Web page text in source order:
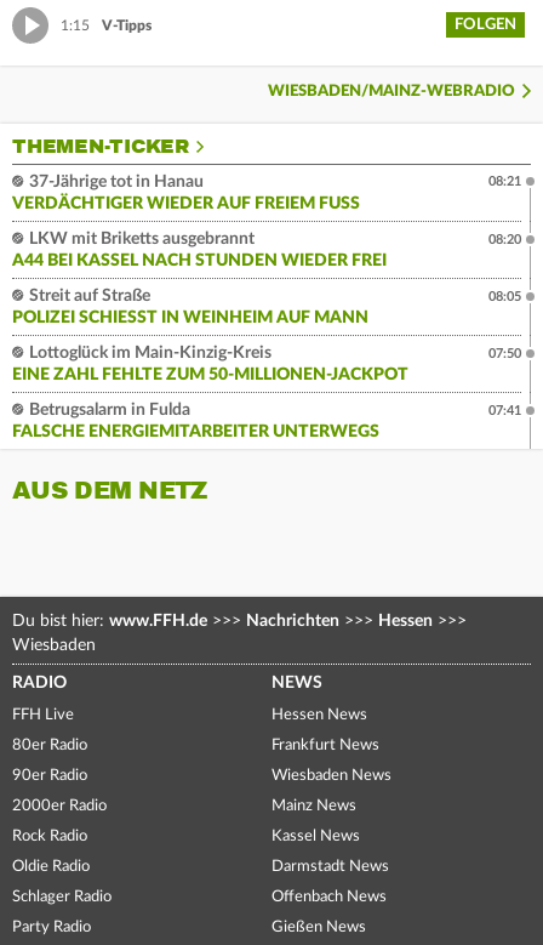
1:15 V-Tipps FOLGEN
WIESBADEN/MAINZ-WEBRADIO
THEMEN-TICKER
37-Jährige tot in Hanau
VERDÄCHTIGER WIEDER AUF FREIEM FUSS
08:21
LKW mit Briketts ausgebrannt
A44 BEI KASSEL NACH STUNDEN WIEDER FREI
08:20
Streit auf Straße
POLIZEI SCHIESST IN WEINHEIM AUF MANN
08:05
Lottoglück im Main-Kinzig-Kreis
EINE ZAHL FEHLTE ZUM 50-MILLIONEN-JACKPOT
07:50
Betrugsalarm in Fulda
FALSCHE ENERGIEMITARBEITER UNTERWEGS
07:41
AUS DEM NETZ
Du bist hier: www.FFH.de >>> Nachrichten >>> Hessen >>>
Wiesbaden
RADIO
FFH Live
80er Radio
90er Radio
2000er Radio
Rock Radio
Oldie Radio
Schlager Radio
Party Radio
NEWS
Hessen News
Frankfurt News
Wiesbaden News
Mainz News
Kassel News
Darmstadt News
Offenbach News
Gießen News